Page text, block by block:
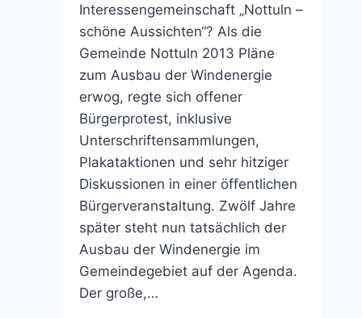
Interessengemeinschaft „Nottuln –
schöne Aussichten“? Als die
Gemeinde Nottuln 2013 Pläne
zum Ausbau der Windenergie
erwog, regte sich offener
Bürgerprotest, inklusive
Unterschriftensammlungen,
Plakataktionen und sehr hitziger
Diskussionen in einer öffentlichen
Bürgerveranstaltung. Zwölf Jahre
später steht nun tatsächlich der
Ausbau der Windenergie im
Gemeindegebiet auf der Agenda.
Der große,…